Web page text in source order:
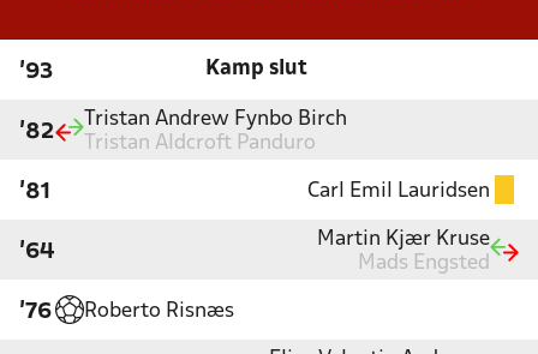
'93 Kamp slut
'82
Tristan Andrew Fynbo Birch
Tristan Aldcroft Panduro
'81 Carl Emil Lauridsen
'64
Martin Kjær Kruse
Mads Engsted
'76 Roberto Risnæs